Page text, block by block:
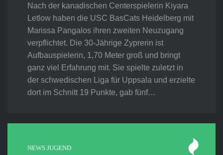
Nach der kanadischen Centerspielerin Kiyara
Letlow haben die USC BasCats Heidelberg mit
Marissa Pangalos ihren zweiten Neuzugang
verpflichtet. Die 30-Jährige Zyprerin ist
Aufbauspielerin, 1,70 Meter groß und bringt
ganz viel Erfahrung mit. Sie spielte zuletzt in
der schwedischen Liga für Uppsala und erzielte
dort im Schnitt 19 Punkte, gab fünf…
NEWS JUGEND